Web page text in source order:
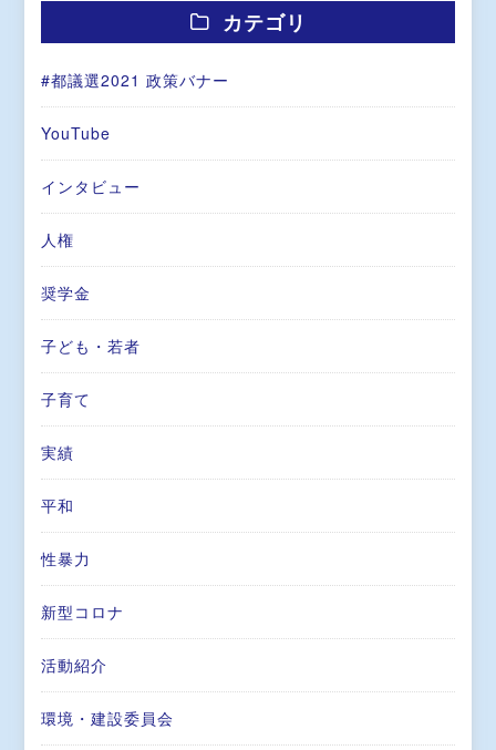
カテゴリ
#都議選2021 政策バナー
YouTube
インタビュー
人権
奨学金
子ども・若者
子育て
実績
平和
性暴力
新型コロナ
活動紹介
環境・建設委員会